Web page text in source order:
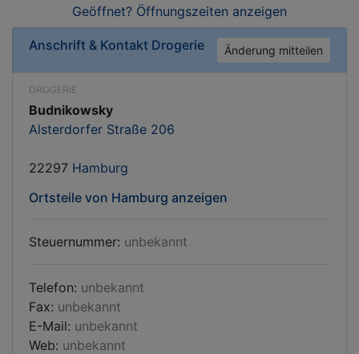
Geöffnet? Öffnungszeiten anzeigen
Anschrift & Kontakt Drogerie Änderung mitteilen
DROGERIE
Budnikowsky
Alsterdorfer Straße 206
22297 Hamburg
Ortsteile von Hamburg anzeigen
Steuernummer: unbekannt
Telefon: unbekannt
Fax: unbekannt
E-Mail: unbekannt
Web: unbekannt